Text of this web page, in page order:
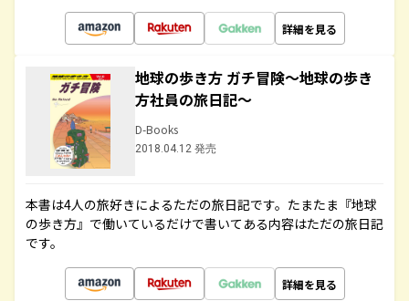
詳細を見る
地球の歩き方 ガチ冒険～地球の歩き
方社員の旅日記～
D-Books
2018.04.12 発売
本書は4人の旅好きによるただの旅日記です。たまたま『地球
の歩き方』で働いているだけで書いてある内容はただの旅日記
です。
詳細を見る